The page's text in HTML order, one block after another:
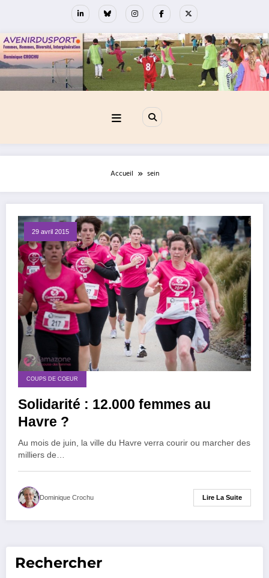
Accueil sein
29 avril 2015
COUPS DE COEUR
Solidarité : 12.000 femmes au
Havre ?
Au mois de juin, la ville du Havre verra courir ou marcher des
milliers de…
Dominique Crochu Lire La Suite
Rechercher